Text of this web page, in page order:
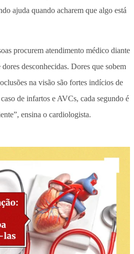
ajuda quando acharem que algo está
procurem atendimento médico diante
desconhecidas. Dores que sobem
na visão são fortes indícios de
de infartos e AVCs, cada segundo é
ensina o cardiologista.